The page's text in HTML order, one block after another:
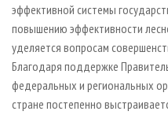
эффективной системы
повышению эффективности
уделяется вопросам
Благодаря поддержке
федеральных и региональных
стране постепенно